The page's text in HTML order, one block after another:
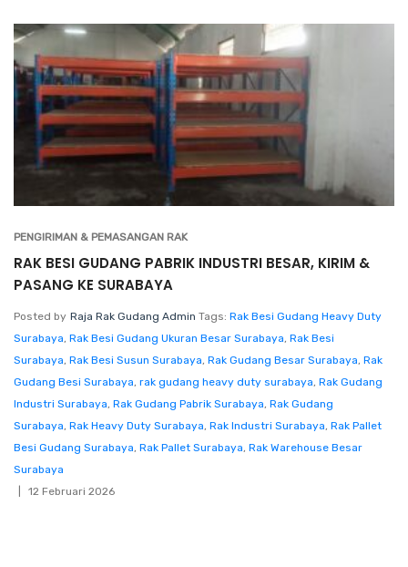
PENGIRIMAN & PEMASANGAN RAK
RAK BESI GUDANG PABRIK INDUSTRI BESAR, KIRIM &
PASANG KE SURABAYA
Posted by Raja Rak Gudang Admin Tags: Rak Besi Gudang Heavy Duty
Surabaya, Rak Besi Gudang Ukuran Besar Surabaya, Rak Besi
Surabaya, Rak Besi Susun Surabaya, Rak Gudang Besar Surabaya, Rak
Gudang Besi Surabaya, rak gudang heavy duty surabaya, Rak Gudang
Industri Surabaya, Rak Gudang Pabrik Surabaya, Rak Gudang
Surabaya, Rak Heavy Duty Surabaya, Rak Industri Surabaya, Rak Pallet
Besi Gudang Surabaya, Rak Pallet Surabaya, Rak Warehouse Besar
Surabaya
12 Februari 2026